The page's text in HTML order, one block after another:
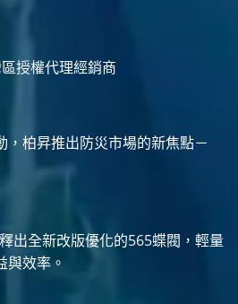
授權代理經銷商
，柏昇推出防災市場的新焦點－
出全新改版優化的565蝶閥，輕量
與效率。